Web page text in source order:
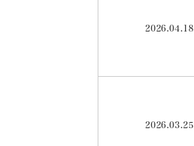
2026.04.18
2026.03.25